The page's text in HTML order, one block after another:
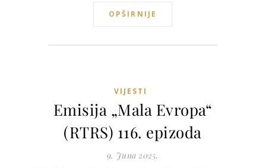
OPŠIRNIJE
VIJESTI
Emisija „Mala Evropa“
(RTRS) 116. epizoda
9. Juna 2025.